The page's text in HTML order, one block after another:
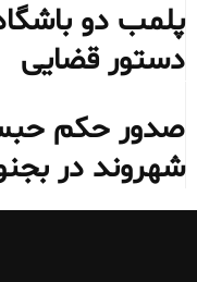
پلمب دو
دستور قضایی
صدور حکم
شهروند در